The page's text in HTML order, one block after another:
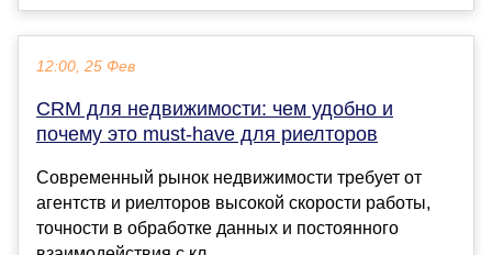
12:00, 25 Фев
CRM для недвижимости: чем удобно и
почему это must-have для риелторов
Современный рынок недвижимости требует от
агентств и риелторов высокой скорости работы,
точности в обработке данных и постоянного